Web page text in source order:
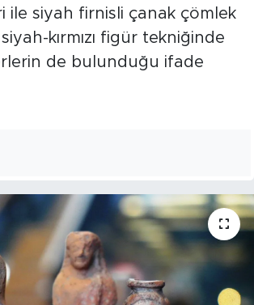
ile siyah firnisli çanak çömlek
kırmızı figür tekniğinde
de bulunduğu ifade